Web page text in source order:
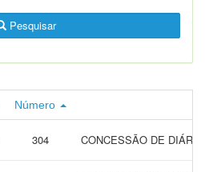
Pesquisar
Número
304 CONCESSÃO DE